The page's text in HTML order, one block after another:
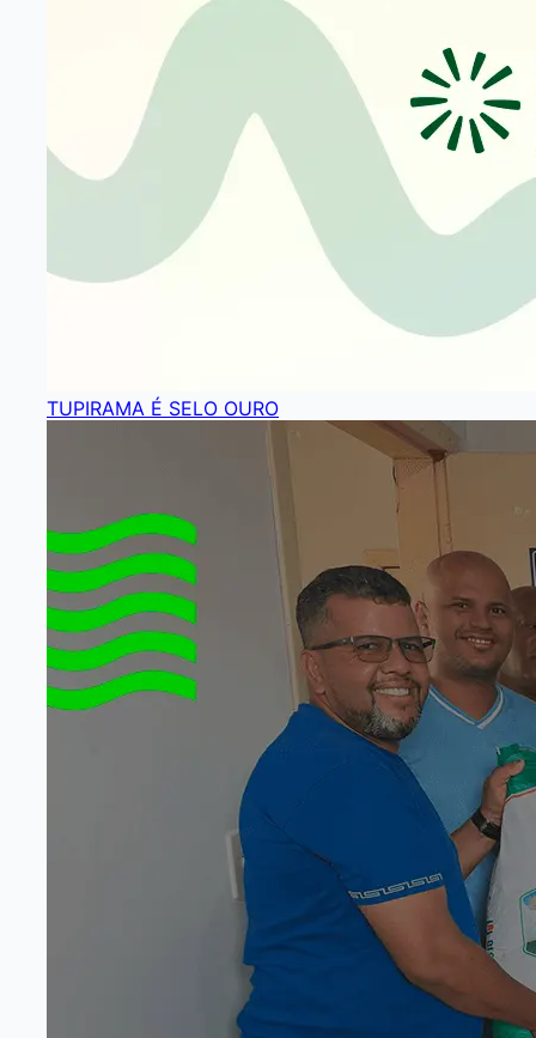
TUPIRAMA É SELO OURO